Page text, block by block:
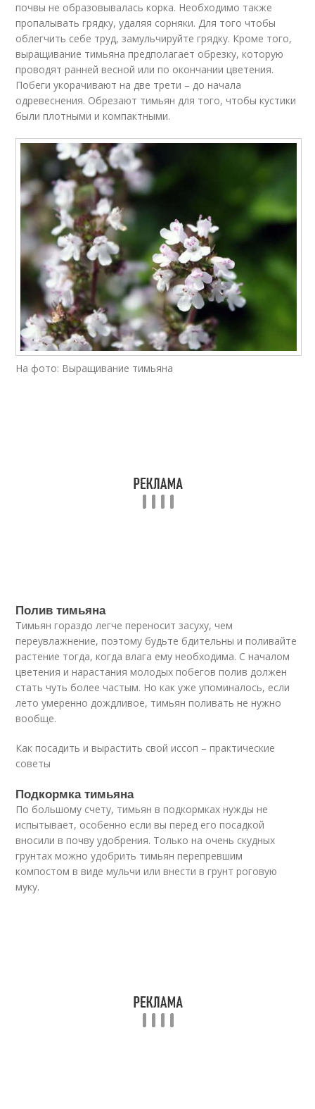
почвы не образовывалась корка. Необходимо также
пропалывать грядку, удаляя сорняки. Для того чтобы
облегчить себе труд, замульчируйте грядку. Кроме того,
выращивание тимьяна предполагает обрезку, которую
проводят ранней весной или по окончании цветения.
Побеги укорачивают на две трети – до начала
одревеснения. Обрезают тимьян для того, чтобы кустики
были плотными и компактными.
На фото: Выращивание тимьяна
Полив тимьяна
Тимьян гораздо легче переносит засуху, чем
переувлажнение, поэтому будьте бдительны и поливайте
растение тогда, когда влага ему необходима. С началом
цветения и нарастания молодых побегов полив должен
стать чуть более частым. Но как уже упоминалось, если
лето умеренно дождливое, тимьян поливать не нужно
вообще.
Как посадить и вырастить свой иссоп – практические
советы
Подкормка тимьяна
По большому счету, тимьян в подкормках нужды не
испытывает, особенно если вы перед его посадкой
вносили в почву удобрения. Только на очень скудных
грунтах можно удобрить тимьян перепревшим
компостом в виде мульчи или внести в грунт роговую
муку.